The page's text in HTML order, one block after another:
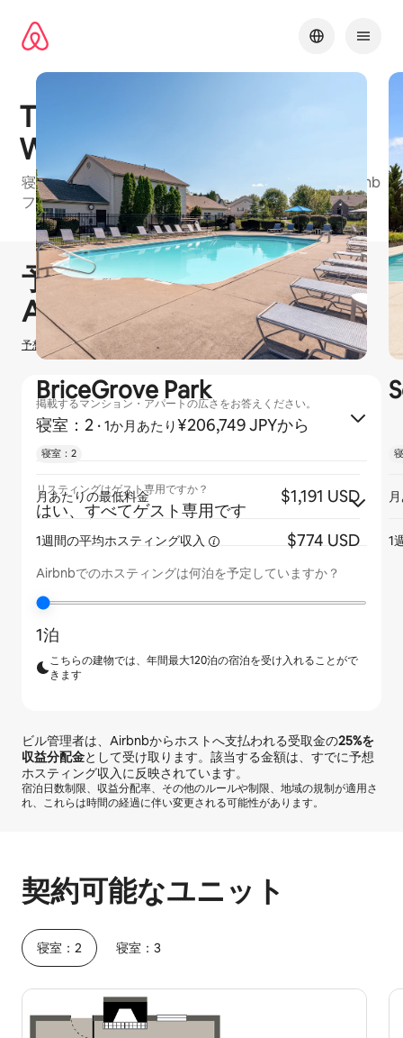
キッThe Commons at Canal
Winchester
寝室：2、寝室：3のお部屋がある、ColumbusのAirbnb
フレンドリーマンション・アパートの建物
0件中0件表示
1 / 28
予想ホスティング収⁠入¥0
Airbnbでのホ⁠ス⁠テ⁠ィ⁠ン⁠グ
予想ホスティング収入の計算方法を確認する
掲載するマンション・アパートの広さをお答えください。
寝室：2 · 1か月あたり¥206,749 JPYから
リスティングはゲスト専用ですか？
はい、すべてゲスト専用です
Airbnbでのホスティングは何泊を予定していますか？
1泊
こちらの建物では、年間最大120泊の宿泊を受け入れることがで
きます
ビル管理者は、Airbnbからホストへ支払われる受取金の25%を
収益分配金として受け取ります。該当する金額は、すでに予想
ホスティング収入に反映されています。
宿泊日数制限、収益分配率、その他のルールや制限、地域の規制が適用さ
れ、これらは時間の経過に伴い変更される可能性があります。
契約可能なユニット
寝室：2 寝室：3
BriceGrove Park
寝室：2
月あたりの最低料金 $1,191 USD
1週間の平均ホスティング収入 $774 USD 1